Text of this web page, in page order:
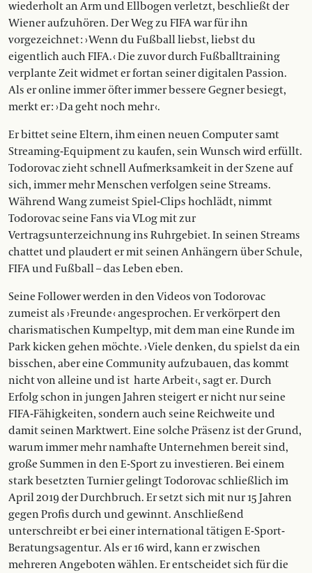
wiederholt an Arm und Ellbogen verletzt, beschließt der
Wiener aufzuhören. Der Weg zu FIFA war für ihn
vorgezeichnet : › Wenn du Fußball liebst, liebst du
eigentlich auch FIFA. ‹ Die zuvor durch Fußballtraining
verplante Zeit widmet er fortan seiner digitalen Passion.
Als er online immer öfter immer bessere Gegner besiegt,
merkt er : › Da geht noch mehr ‹.
Er bittet seine Eltern, ihm einen neu­en Computer samt
Streaming-Equipment zu kaufen, sein Wunsch wird erfüllt.
Todorovac zieht schnell Aufmerksamkeit in der Szene auf
sich, immer mehr Menschen verfolgen seine Streams.
Während Wang zumeist Spiel-Clips hochlädt, nimmt
Todorovac seine Fans via VLog mit zur
Vertragsunterzeichnung ins Ruhrgebiet. In seinen Streams
chattet und plaudert er mit seinen Anhängern über Schule,
FIFA und Fußball – das Leben eben.
Seine Follower werden in den Videos von Todorovac
zumeist als › Freunde ‹ angesprochen. Er verkörpert den
charismatischen Kumpeltyp, mit dem man ei­ne Runde im
Park kicken gehen möchte. › Viele denken, du spielst da ein
bisschen, aber eine Community aufzubau­en, das kommt
nicht von alleine und ist harte Arbeit ‹, sagt er. Durch
Erfolg schon in jungen Jahren steigert er nicht nur seine
FIFA-Fähigkeiten, sondern auch seine Reichweite und
damit seinen Marktwert. Eine solche Präsenz ist der Grund,
warum immer mehr namhafte Unternehmen bereit sind,
große Summen in den E-Sport zu investieren. Bei einem
stark besetzten Turnier gelingt Todorovac schließlich im
April 2019 der Durchbruch. Er setzt sich mit nur 15 Jahren
gegen Profis durch und gewinnt. Anschließend
unterschreibt er bei einer international tätigen E-Sport-
Beratungsagentur. Als er 16 wird, kann er zwischen
mehreren Angeboten wählen. Er entscheidet sich für die